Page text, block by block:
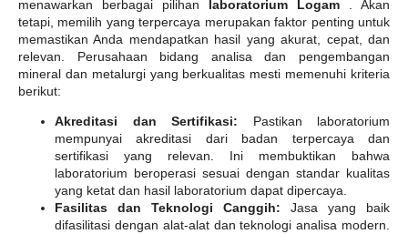
menawarkan berbagai pilihan laboratorium Logam
. Akan
tetapi, memilih yang terpercaya merupakan faktor penting untuk
memastikan Anda mendapatkan hasil yang akurat, cepat, dan
relevan. Perusahaan bidang analisa dan pengembangan
mineral dan metalurgi yang berkualitas mesti memenuhi kriteria
berikut:
Akreditasi dan Sertifikasi: Pastikan laboratorium
mempunyai akreditasi dari badan terpercaya dan
sertifikasi yang relevan. Ini membuktikan bahwa
laboratorium beroperasi sesuai dengan standar kualitas
yang ketat dan hasil laboratorium dapat dipercaya.
Fasilitas dan Teknologi Canggih: Jasa yang baik
difasilitasi dengan alat-alat dan teknologi analisa modern.